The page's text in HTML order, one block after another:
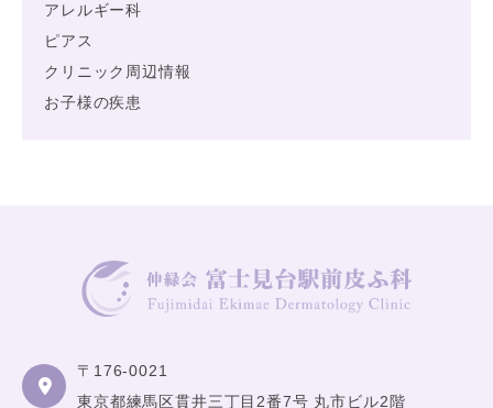
アレルギー科
ピアス
クリニック周辺情報
お子様の疾患
〒176-0021
東京都練馬区貫井三丁目2番7号 丸市ビル2階